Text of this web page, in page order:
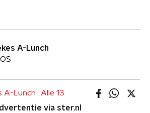
A-Lunch
A-Lunch
Alle 13
via ster.nl